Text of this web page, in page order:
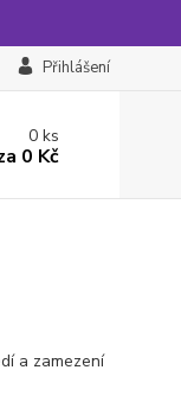
Přihlášení
0ks
0 Kč
a zamezení